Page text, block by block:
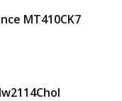
MT410CK7